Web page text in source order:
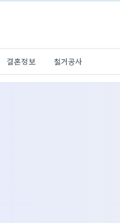
결혼정보 철거공사